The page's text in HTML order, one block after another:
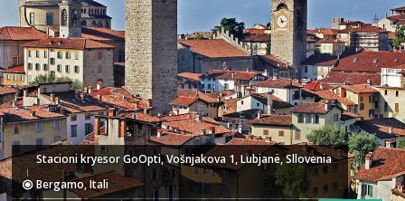
Stacioni kryesor GoOpti, Vošnjakova 1, Lubjanë, Sllovenia
Bergamo, Itali